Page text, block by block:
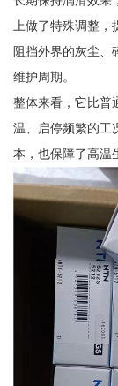
上做了特殊调整
阻挡外界的灰尘、
维护周期。
整体来看，它比普
温、启停频繁的工
本，也保障了高温